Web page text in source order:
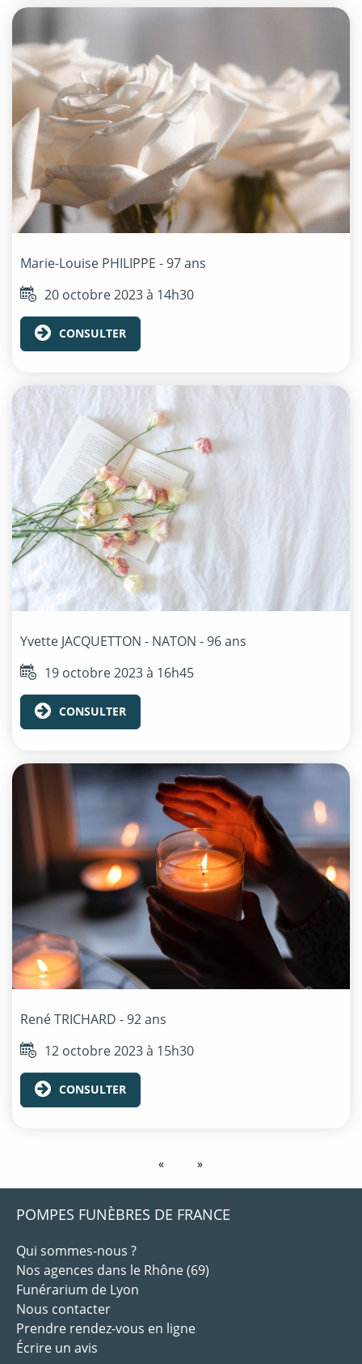
Marie-Louise PHILIPPE - 97 ans
20 octobre 2023 à 14h30
CONSULTER
Yvette JACQUETTON - NATON - 96 ans
19 octobre 2023 à 16h45
CONSULTER
RenéTRICHARD - 92 ans
12 octobre 2023 à 15h30
CONSULTER
POMPES FUNÈBRES DE FRANCE
Qui sommes-nous ?
Nos agences dans le Rhône (69)
Funérarium de Lyon
Nous contacter
Prendre rendez-vous en ligne
Écrire un avis